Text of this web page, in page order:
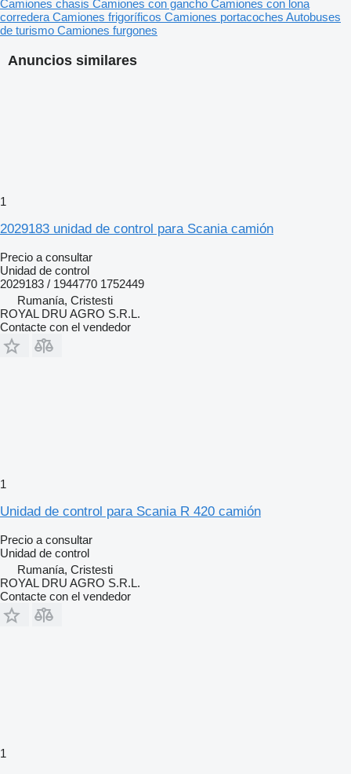
Anuncios similares
1
2029183 unidad de control para Scania camión
Precio a consultar
Unidad de control
2029183 / 1944770 1752449
Rumanía, Cristesti
ROYAL DRU AGRO S.R.L.
Contacte con el vendedor
1
Unidad de control para Scania R 420 camión
Precio a consultar
Unidad de control
Rumanía, Cristesti
ROYAL DRU AGRO S.R.L.
Contacte con el vendedor
1
Camiones chasis Camiones con gancho Camiones con lona
corredera Camiones frigoríficos Camiones portacoches Autobuses
de turismo Camiones furgones